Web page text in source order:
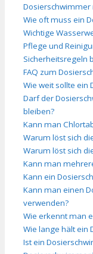
Dosierschwimmer
Wie oft muss ein
Wichtige
Pflege und
Sicherheitsregeln
FAQ zum
Wie weit sollte ein
Darf der
bleiben?
Kann man
Warum löst sich
Warum löst sich
Kann man
Kann ein
Kann man einen
verwenden?
Wie erkennt man
Wie lange hält ein
Ist ein